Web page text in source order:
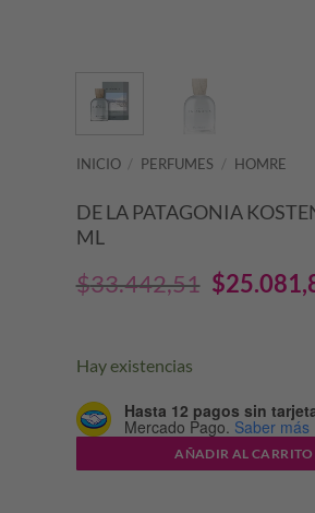
INICIO / PERFUMES / HOMRE
DE LA PATAGONIA
ML
$33.442,51 El
$
Hay existencias
Hasta 12 pagos sin
Mercado Pago. Saber más
AÑADIR AL CARRITO